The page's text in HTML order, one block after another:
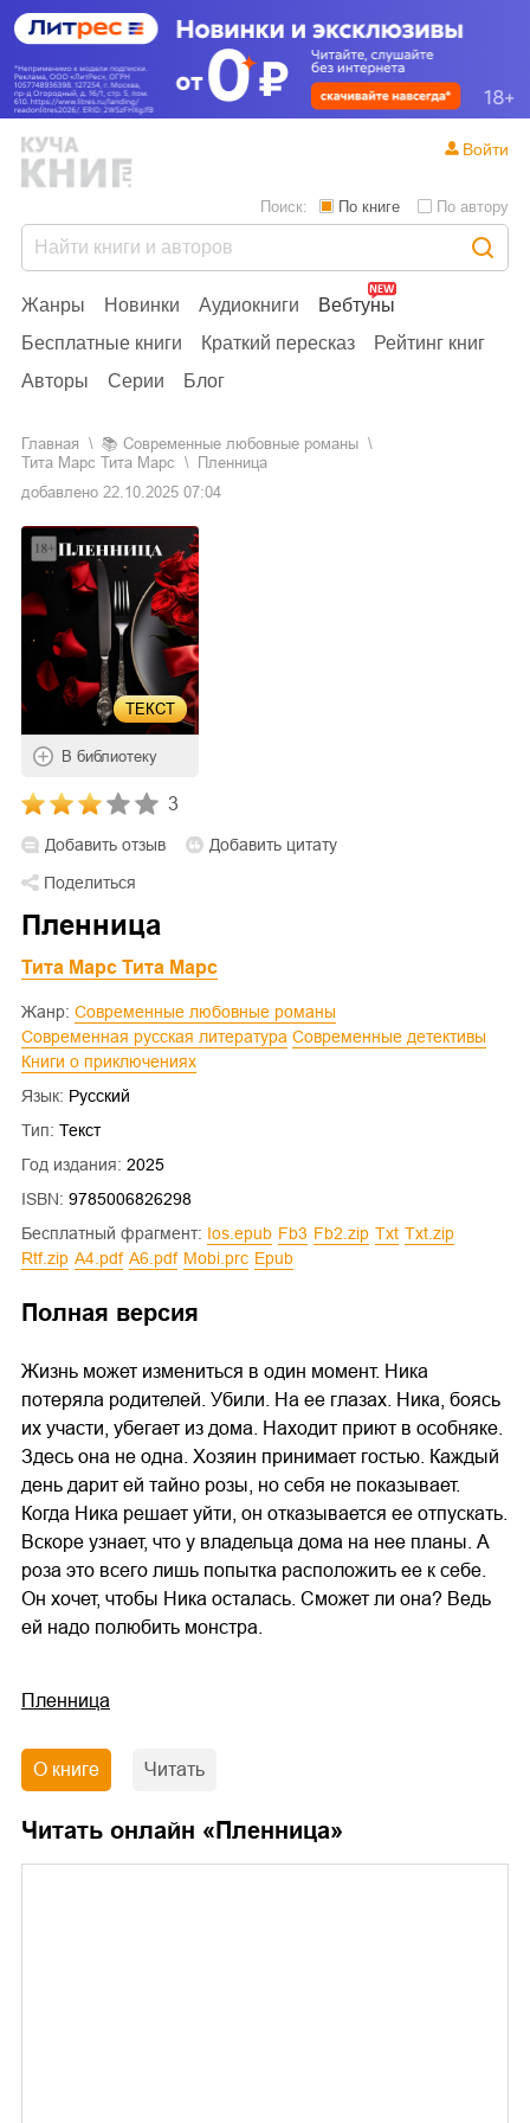
Жанры Новинки Аудиокниги
Вебтуны
Бесплатные книги
Краткий пересказ
Рейтинг книг
Авторы
Серии Блог
Поиск: По книге По автору
Войти
Главная 📚
современные любовные романы
Тита Марс Тита Марс
Пленница
добавлено 22.10.2025 07:04
ТЕКСТ
В библиотеку
3
Добавить отзыв
Добавить цитату
Поделиться
Пленница
Тита Марс Тита Марс
Жанр:
Современные любовные романы
Современная русская литература
Современные детективы
Книги о приключениях
Язык: Русский
Тип: Текст
Год издания: 2025
ISBN: 9785006826298
Бесплатный фрагмент: ios.epub fb3 fb2.zip txt
txt.zip
rtf.zip
a4.pdf a6.pdf mobi.prc epub
Полная версия
Жизнь может измениться в один момент. Ника
потеряла родителей. Убили. На ее глазах. Ника, боясь
их участи, убегает из дома. Находит приют в особняке.
Здесь она не одна. Хозяин принимает гостью. Каждый
день дарит ей тайно розы, но себя не показывает.
Когда Ника решает уйти, он отказывается ее отпускать.
Вскоре узнает, что у владельца дома на нее планы. А
роза это всего лишь попытка расположить ее к себе.
Он хочет, чтобы Ника осталась. Сможет ли она? Ведь
ей надо полюбить монстра.
Пленница
О книге Читать
Читать онлайн « Пленница»